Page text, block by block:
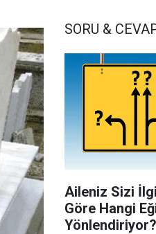
SORU &
Aileniz Sizi
Göre Hangi
Yönlendiriyor?